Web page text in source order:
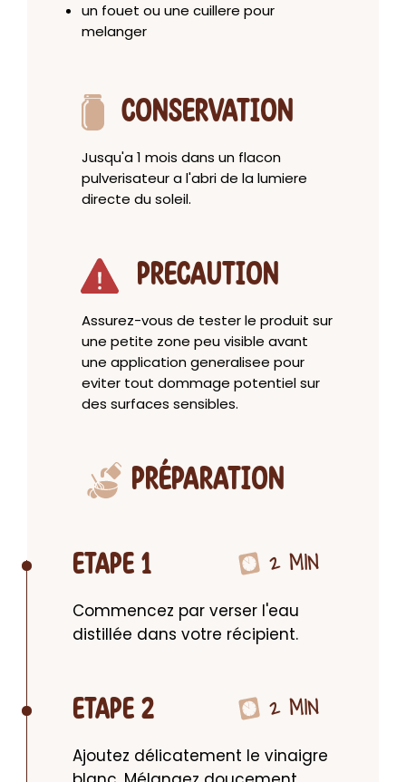
un fouet ou une cuillere pour
melanger
CONSERVATION
Jusqu'a 1 mois dans un flacon
pulverisateur a l'abri de la lumiere
directe du soleil.
PRECAUTION
Assurez-vous de tester le produit sur
une petite zone peu visible avant
une application generalisee pour
eviter tout dommage potentiel sur
des surfaces sensibles.
PRÉPARATION
ETAPE 1 2 MIN
Commencez par verser l'eau
distillée dans votre récipient.
ETAPE 2 2 MIN
Ajoutez délicatement le vinaigre